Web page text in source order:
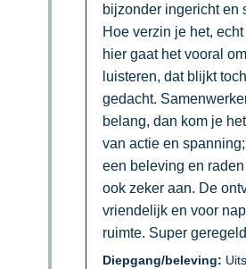
bijzonder ingericht en
Hoe verzin je het,
hier gaat het vooral
luisteren, dat blijkt
gedacht.
belang, dan kom je
van actie en
een beleving en
ook zeker aan. De
vriendelijk en voor
ruimte. Super
Diepgang/beleving: